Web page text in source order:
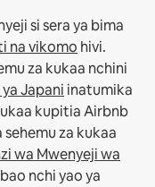
si sera ya bima
na vikomo hivi.
za kukaa nchini
Japani inatumika
kupitia Airbnb
za kukaa
wa Mwenyeji wa
nchi yao ya